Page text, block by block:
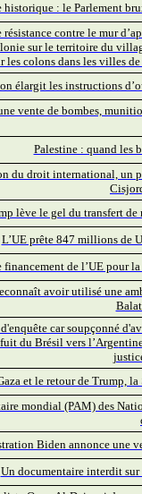
historique : le Parlement
contre le mur
sur le territoire du
les colons dans les villes
élargit les instructions
vente de bombes,
Palestine : quand les
du droit international, un
lève le gel du transfert
L’UE prête 847 millions de
financement de l’UE pour
avoir utilisé une
car soupçonné
du Brésil vers l’Arge
et le retour de Trump,
mondial (PAM) des
Biden annonce une
Un documentaire interdit